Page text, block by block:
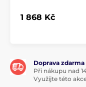
1 868 Kč
Doprava zdarma
Při nákupu nad
Využijte této